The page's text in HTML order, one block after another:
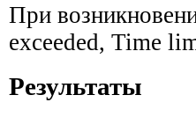
При
exceeded, Time
Результаты